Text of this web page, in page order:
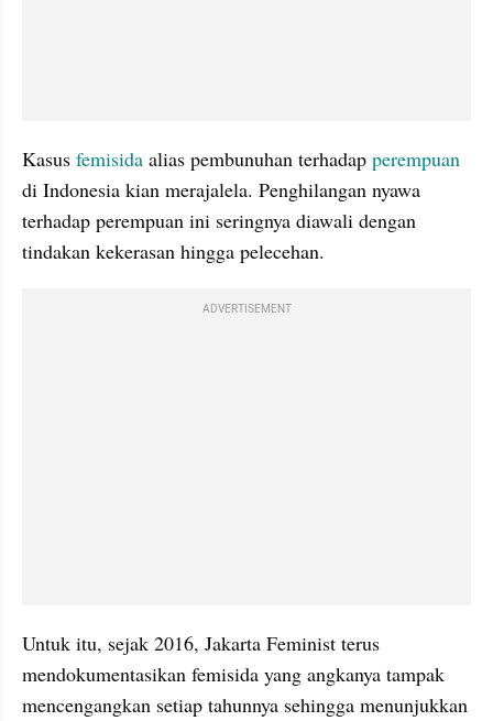
Kasus femisida alias pembunuhan terhadap perempuan
di Indonesia kian merajalela. Penghilangan nyawa
terhadap perempuan ini seringnya diawali dengan
tindakan kekerasan hingga pelecehan.
ADVERTISEMENT
Untuk itu, sejak 2016, Jakarta Feminist terus
mendokumentasikan femisida yang angkanya tampak
mencengangkan setiap tahunnya sehingga menunjukkan